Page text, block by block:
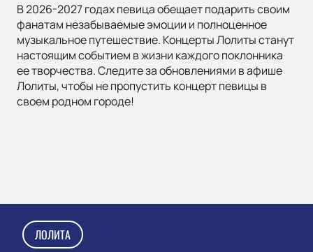
В 2026-2027 годах певица обещает подарить своим
фанатам незабываемые эмоции и полноценное
музыкальное путешествие. Концерты Лолиты станут
настоящим событием в жизни каждого поклонника
ее творчества. Следите за обновлениями в афише
Лолиты, чтобы не пропустить концерт певицы в
своем родном городе!
ЛОЛИТА